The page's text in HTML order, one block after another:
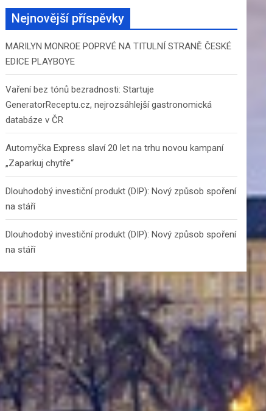
h
Nejnovější příspěvky
MARILYN MONROE POPRVÉ NA TITULNÍ STRANĚ ČESKÉ
EDICE PLAYBOYE
Vaření bez tónů bezradnosti: Startuje
GeneratorReceptu.cz, nejrozsáhlejší gastronomická
databáze v ČR
Automyčka Express slaví 20 let na trhu novou kampaní
„Zaparkuj chytře“
Dlouhodobý investiční produkt (DIP): Nový způsob spoření
na stáří
Dlouhodobý investiční produkt (DIP): Nový způsob spoření
na stáří